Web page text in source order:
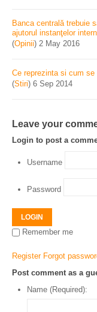
Banca centrală trebuie
ajutorul instanţelor
(Opinii) 2 May 2016
Ce reprezinta si cum
(Stiri) 6 Sep 2014
Leave your
Login to post a
Username
Password
LOGIN
Remember me
Register Forgot
Post comment as a
Name (Required):